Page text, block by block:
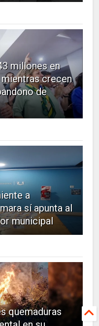
millones en
crecen
de
a
sí apunta al
municipal
quemaduras